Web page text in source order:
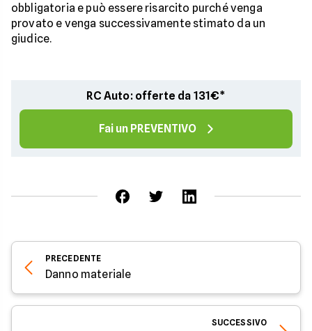
obbligatoria e può essere risarcito purché venga
provato e venga successivamente stimato da un
giudice.
RC Auto: offerte da 131€*
Fai un PREVENTIVO
PRECEDENTE
Danno materiale
SUCCESSIVO